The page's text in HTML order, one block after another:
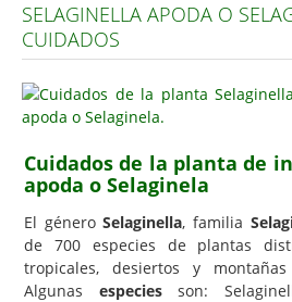
Plantas Aromáticas y de Huerto
Plantas Carnívoras y Orquídeas
Consejos
Hemisferio Sur
Enfermedades
Animales
Hongos
SELAGINELLA APODA O
CUIDADOS
Cuidados de la planta de
apoda o Selaginela
El géneroSelaginella, familia
de 700 especies de plantas
tropicales, desiertos y
Algunas especiesson: